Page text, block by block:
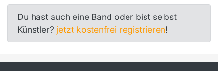
Du hast auch eine Band oder bist selbst
Künstler? jetzt kostenfrei registrieren!